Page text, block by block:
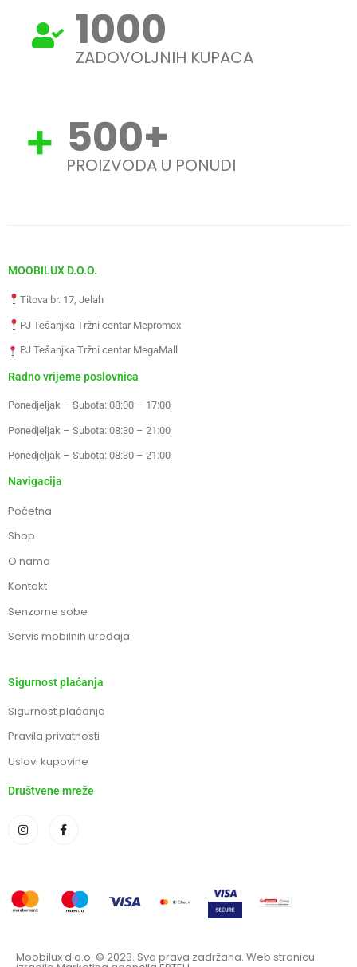
1000
ZADOVOLJNIH KUPACA
500+
PROIZVODA U PONUDI
MOOBILUX D.O.O.
Titova br. 17, Jelah
PJ Tešanjka Tržni centar Mepromex
PJ Tešanjka Tržni centar MegaMall
Radno vrijeme poslovnica
Ponedjeljak – Subota: 08:00 – 17:00
Ponedjeljak – Subota: 08:30 – 21:00
Ponedjeljak – Subota: 08:30 – 21:00
Navigacija
Početna
Shop
O nama
Kontakt
Senzorne sobe
Servis mobilnih uređaja
Sigurnost plaćanja
Sigurnost plaćanja
Pravila privatnosti
Uslovi kupovine
Društvene mreže
Moobilux d.o.o. © 2023. Sva prava zadržana. Web stranicu